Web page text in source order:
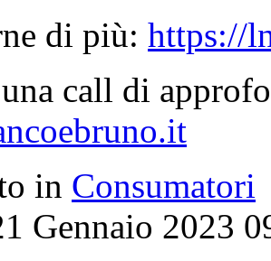
di più: https://
call di
in Consumatori
Gennaio 2023